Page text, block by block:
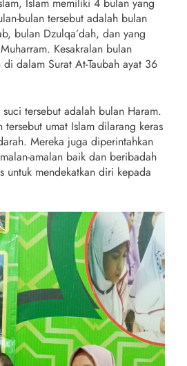
Islam memiliki 4 bulan yang
bulan tersebut adalah bulan
bulan Dzulqa’dah, dan yang
Kesakralan bulan
dalam Surat At-Taubah ayat 36
tersebut adalah bulan Haram.
tersebut umat Islam dilarang keras
Mereka juga diperintahkan
amalan baik dan beribadah
untuk mendekatkan diri kepada